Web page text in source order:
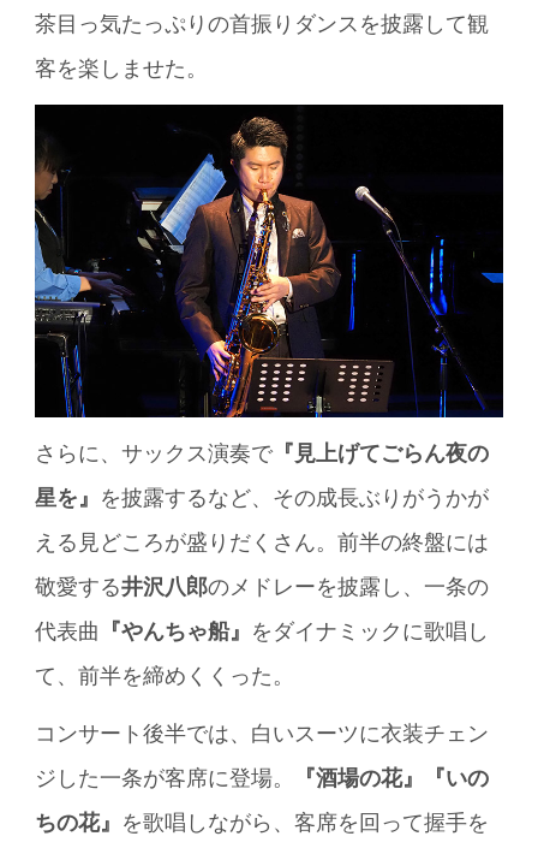
茶目っ気たっぷりの首振りダンスを披露して観
客を楽しませた。
さらに、サックス演奏で『見上げてごらん夜の
星を』 を披露するなど、その成長ぶりがうかが
える見どころが盛りだくさん。前半の終盤には
敬愛する井沢八郎のメドレーを披露し、一条の
代表曲
『やんちゃ船』 をダイナミックに歌唱し
て、前半を締めくくった。
コンサート後半では、白いスーツに衣装チェン
ジした一条が客席に登場。
『酒場の花』『いの
ちの花』 を歌唱しながら、客席を回って握手を